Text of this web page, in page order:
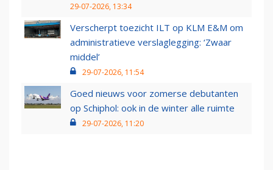
29-07-2026, 13:34
Verscherpt toezicht ILT op KLM E&M om
administratieve verslaglegging: ‘Zwaar
middel’
29-07-2026, 11:54
Goed nieuws voor zomerse debutanten
op Schiphol: ook in de winter alle ruimte
29-07-2026, 11:20